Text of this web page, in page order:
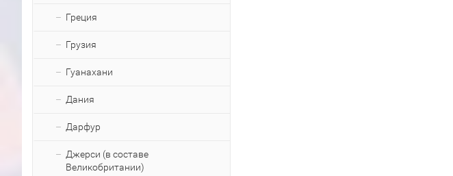
Греция
Грузия
Гуанахани
Дания
Дарфур
Джерси (в составе
Великобритании)